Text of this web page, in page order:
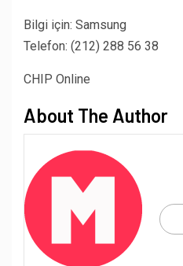
Bilgi için: Samsung
Telefon: (212) 288 56 38
CHIP Online
About The Author